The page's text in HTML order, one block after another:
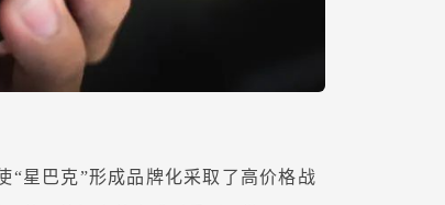
“星巴克”形成品牌化采取了高价格战